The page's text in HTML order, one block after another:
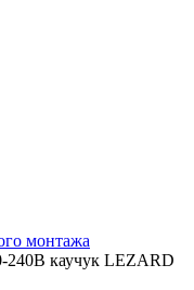
монтажа
240В каучук LEZARD